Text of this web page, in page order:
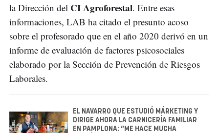
la Dirección del CI Agroforestal. Entre esas
informaciones, LAB ha citado el presunto acoso
sobre el profesorado que en el año 2020 derivó en un
informe de evaluación de factores psicosociales
elaborado por la Sección de Prevención de Riesgos
Laborales.
EL NAVARRO QUE ESTUDIÓ MÁRKETING Y
DIRIGE AHORA LA CARNICERÍA FAMILIAR
EN PAMPLONA: ”ME HACE MUCHA